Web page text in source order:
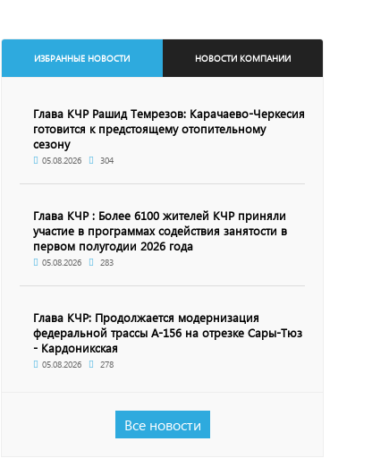
ИЗБРАННЫЕ НОВОСТИ НОВОСТИ КОМПАНИИ
Глава КЧР Рашид Темрезов: Карачаево-Черкесия
готовится к предстоящему отопительному
сезону
05.08.2026 304
Глава КЧР : Более 6100 жителей КЧР приняли
участие в программах содействия занятости в
первом полугодии 2026 года
05.08.2026 283
Глава КЧР: Продолжается модернизация
федеральной трассы А-156 на отрезке Сары-Тюз
- Кардоникская
05.08.2026 278
Все новости